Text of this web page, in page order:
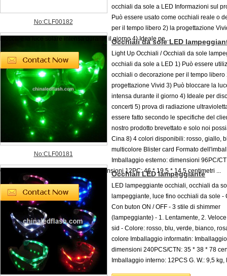
No:CLF00182
occhiali da sole a LED Informazioni sul
Può essere usato come occhiali reale o
per il tempo libero 2) la progettazione
bloccare la luce solare intensa durante il giorno 4) Ideale pe...
No:CLF00181
Occhiali da sole LED
Light Up Occhiali / Occhiali da sole
occhiali da sole a LED 1) Può essere
occhiali o decorazione per il tempo libero
progettazione Vivid 3) Può bloccare la
intensa durante il giorno 4) Ideale per
concerti 5) prova di radiazione
essere fatto secondo le specifiche del
nostro prodotto brevettato e solo noi
Cina 8) 4 colori disponibili: rosso, giallo,
multicolore Blister card Formato
Imballaggio esterno: dimensioni 96PC/
61 centimetri Imballaggio interno: dimensioni 12PC: 46 * 19,5 * 14,5 centimetri ...
Occhiali LED lampeggiante
LED lampeggiante occhiali, occhiali da
lampeggiante, luce fino occhiali da sole -
Con buton ON / OFF - 3 stile di shimmer
(lampeggiante) - 1. Lentamente, 2.
sid - Colore: rosso, blu, verde, bianco,
colore Imballaggio informatin:
dimensioni 240PCS/CTN: 35 * 38 * 78
Imballaggio interno: 12PCS G. W.: 9,5 kg,